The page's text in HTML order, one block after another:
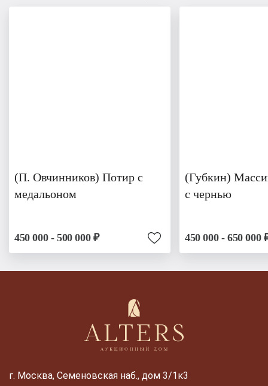
(П. Овчинников) Потир с
медальоном
450 000 - 500 000 ₽
(Губкин)
с чернью
450 000 - 650 000
г. Москва, Семеновская наб., дом 3/1к3